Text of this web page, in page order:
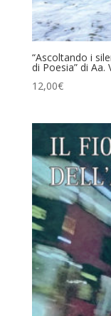
“Ascoltando i
di Poesia” di Aa.
12,00€